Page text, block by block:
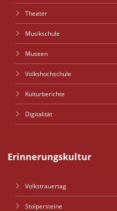
Theater
Musikschule
Museen
Volkshochschule
Kulturberichte
Digitalität
Erinnerungskultur
Volkstrauertag
Stolpersteine